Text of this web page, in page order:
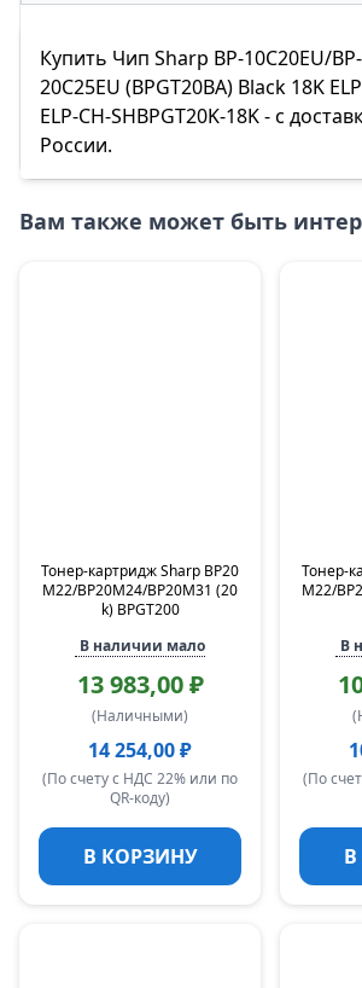
Купить Чип Sharp BP-10С20EU/
20С25EU (BPGT20BA) Black 18K
ELP-CH-SHBPGT20K-18K - с
России.
Вам также может быть
Тонер-картридж Sharp BP20
M22/BP20M24/BP20M31 (20
k) BPGT200
В наличии мало
13 983,00 ₽
(Наличными)
14 254,00 ₽
(По счету с НДС 22% или по
QR-коду)
В КОРЗИНУ
Тонер-
M22/
В
(По